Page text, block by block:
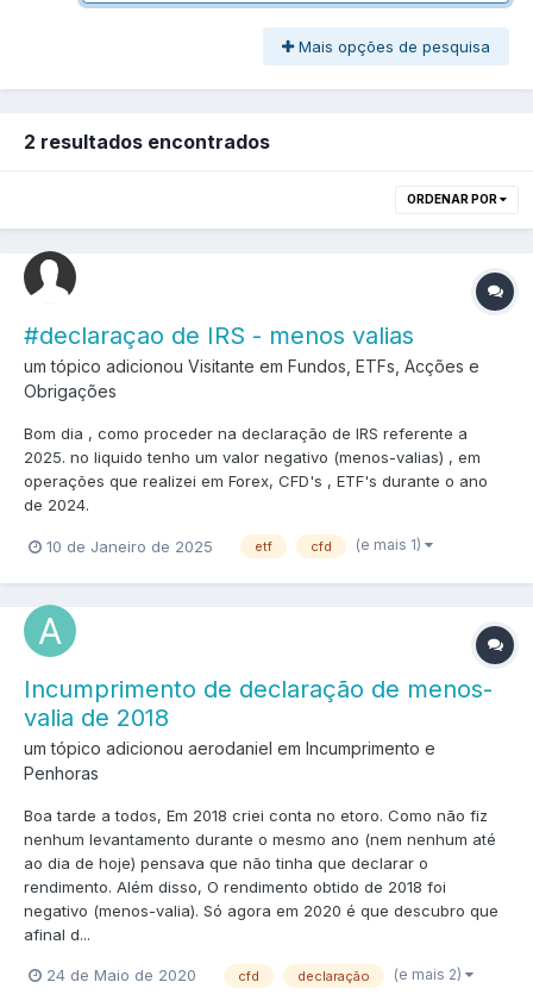
Mais opções de pesquisa
2 resultados encontrados
ORDENAR POR
#declaraçao de IRS - menos valias
um tópico adicionou Visitante em Fundos, ETFs, Acções e
Obrigações
Bom dia , como proceder na declaração de IRS referente a
2025. no liquido tenho um valor negativo (menos-valias) , em
operações que realizei em Forex, CFD's , ETF's durante o ano
de 2024.
10 de Janeiro de 2025 etf cfd (e mais 1)
Incumprimento de declaração de menos-
valia de 2018
um tópico adicionou aerodaniel em Incumprimento e
Penhoras
Boa tarde a todos, Em 2018 criei conta no etoro. Como não fiz
nenhum levantamento durante o mesmo ano (nem nenhum até
ao dia de hoje) pensava que não tinha que declarar o
rendimento. Além disso, O rendimento obtido de 2018 foi
negativo (menos-valia). Só agora em 2020 é que descubro que
afinal d...
24 de Maio de 2020 cfd declaração (e mais 2)